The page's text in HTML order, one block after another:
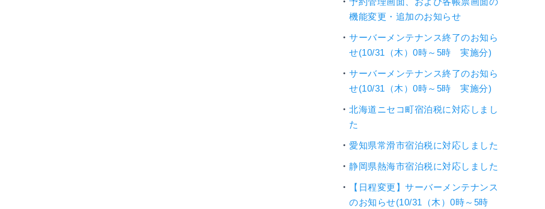
機能変更・追加のお知らせ
サーバーメンテナンス終了のお知ら
せ(10/31（木）0時～5時 実施分)
サーバーメンテナンス終了のお知ら
せ(10/31（木）0時～5時 実施分)
北海道ニセコ町宿泊税に対応しまし
た
愛知県常滑市宿泊税に対応しました
静岡県熱海市宿泊税に対応しました
【日程変更】サーバーメンテナンス
のお知らせ(10/31（木）0時～5時